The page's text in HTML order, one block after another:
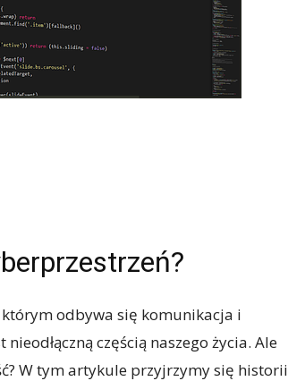
odbywa się komunikacja i
częścią naszego życia. Ale
W tym artykule przyjrzymy się historii